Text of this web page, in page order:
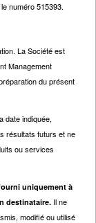
numéro 515393.
La Société est
Management
du présent
date indiquée,
résultats futurs et ne
ou services
uniquement à
destinataire. Il ne
modifié ou utilisé